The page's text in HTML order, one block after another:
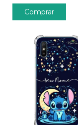
Comprar